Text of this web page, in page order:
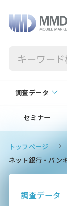
調査データ
セミナー
トップページ
ネット銀行・バン
調査データ